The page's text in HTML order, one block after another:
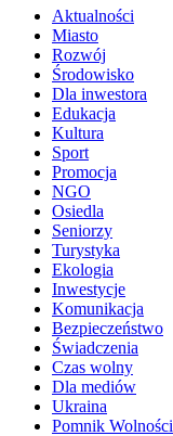
Aktualności
Miasto
Rozwój
Środowisko
Dla inwestora
Edukacja
Kultura
Sport
Promocja
NGO
Osiedla
Seniorzy
Turystyka
Ekologia
Inwestycje
Komunikacja
Bezpieczeństwo
Świadczenia
Czas wolny
Dla mediów
Ukraina
Pomnik Wolności